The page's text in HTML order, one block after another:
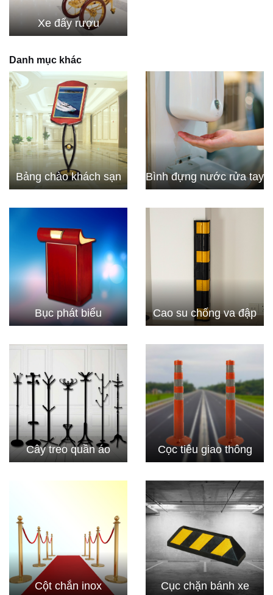
Xe đẩy rượu
Danh mục khác
Bảng chào khách sạn Bình đựng nước rửa tay
Bục phát biểu Cao su chống va đập
Cây treo quần áo Cọc tiêu giao thông
Cột chắn inox Cục chặn bánh xe